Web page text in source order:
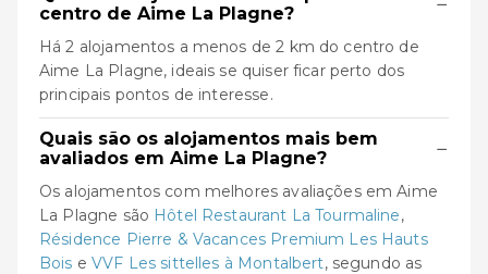
centro de Aime La Plagne?
Há 2 alojamentos a menos de 2 km do centro de
Aime La Plagne, ideais se quiser ficar perto dos
principais pontos de interesse.
Quais são os alojamentos mais bem
avaliados em Aime La Plagne?
−
Os alojamentos com melhores avaliações em Aime
La Plagne são Hôtel Restaurant La Tourmaline,
Résidence Pierre & Vacances Premium Les Hauts
Bois eVVF Les sittelles à Montalbert, segundo as